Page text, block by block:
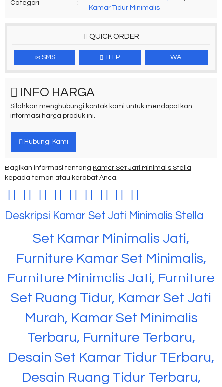
Categori :
Kamar Tidur Minimalis
QUICK ORDER
SMS TELP WA
INFO HARGA
Silahkan menghubungi kontak kami untuk mendapatkan
informasi harga produk ini.
Hubungi Kami
Bagikan informasi tentang Kamar Set Jati Minimalis Stella
kepada teman atau kerabat Anda.
Deskripsi Kamar Set Jati Minimalis Stella
Set Kamar Minimalis Jati,
Furniture Kamar Set Minimalis,
Furniture Minimalis Jati, Furniture
Set Ruang Tidur, Kamar Set Jati
Murah, Kamar Set Minimalis
Terbaru, Furniture Terbaru,
Desain Set Kamar Tidur TErbaru,
Desain Ruang Tidur Terbaru,